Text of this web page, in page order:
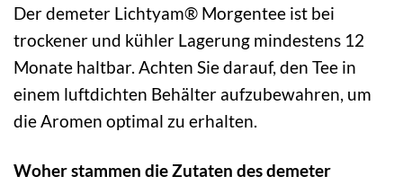
Der demeter Lichtyam® Morgentee ist bei
trockener und kühler Lagerung mindestens 12
Monate haltbar. Achten Sie darauf, den Tee in
einem luftdichten Behälter aufzubewahren, um
die Aromen optimal zu erhalten.
Woher stammen die Zutaten des demeter